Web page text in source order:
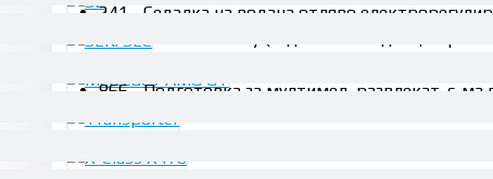
241 - Седалка на водача отляво
275 - Пакет Memory (седалка на водача,
864 - Мултимедийна развлекателна система в
866 - Подготовка за мултимед. развлекат. с-ма